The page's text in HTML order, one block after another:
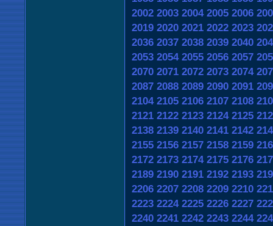
2002 2003 2004 2005 2006
2019 2020 2021 2022 2023
2036 2037 2038 2039 2040
2053 2054 2055 2056 2057
2070 2071 2072 2073 2074
2087 2088 2089 2090 2091
2104 2105 2106 2107 2108
2121 2122 2123 2124 2125
2138 2139 2140 2141 2142
2155 2156 2157 2158 2159
2172 2173 2174 2175 2176
2189 2190 2191 2192 2193
2206 2207 2208 2209 2210
2223 2224 2225 2226 2227
2240 2241 2242 2243 2244